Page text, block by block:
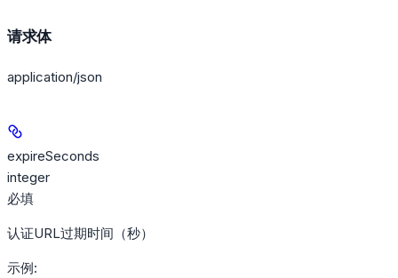
请求体
application/json
expireSeconds
integer
必填
认证URL过期时间（秒）
示例: